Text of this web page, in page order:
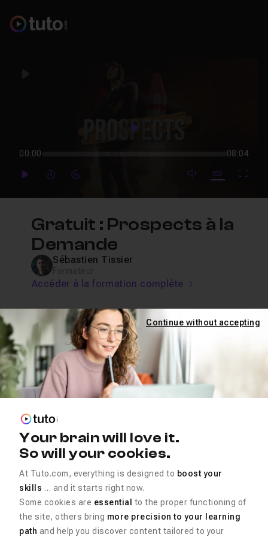
Play
00:00 08:04
PlayForwardForward mute video
Subtitles
Gratuit : Prospects à la
Demande
Sébastien Tissier
Accéder à la formation complète